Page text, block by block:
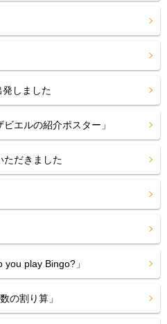
しました
エルの紹介ポスター」
ただきました
you play Bingo?」
の割り算」